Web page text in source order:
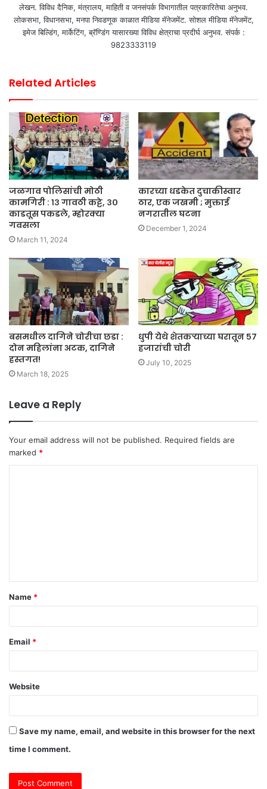
लेखन. विविध दैनिक, मंत्रालय, माहिती व जनसंपर्क विभागातील पत्रकारितेचा अनुभव.
लोकसभा, विधानसभा, मनपा निवडणूक काळात मीडिया मॅनेजमेंट. सोशल मीडिया मॅनेजमेंट,
इमेज बिल्डिंग, मार्केटिंग, ब्रॅण्डिंग यासारख्या विविध क्षेत्राचा प्रदीर्घ अनुभव. संपर्क :
9823333119
Related Articles
जळगाव पोलिसांची मोठी
कामगिरी : १३ गावठी कट्टे, ३०
काडतूस पकडले, म्होरक्या
गवसला
March 11, 2024
कारच्या धडकेत दुचाकीस्वार
ठार, एक जखमी ; मुक्ताई
नगरातील घटना
December 1, 2024
बसमधील दागिने चोरीचा छडा :
दोन महिलांना अटक, दागिने
हस्तगत!
March 18, 2025
धुपी येथे शेतकऱ्याच्या घरातून ५७
हजारांची चोरी
July 10, 2025
Leave a Reply
Your email address will not be published. Required fields are
marked *
t
*
Name *
Email *
Website
Save my name, email, and website in this browser for the next
time I comment.